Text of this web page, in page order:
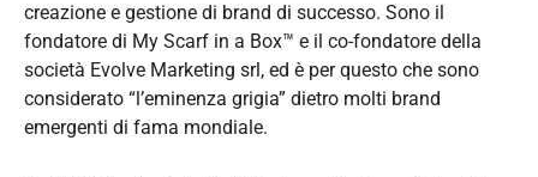
creazione e gestione di brand di successo. Sono il
fondatore di My Scarf in a Box™ e il co-fondatore della
società Evolve Marketing srl, ed è per questo che sono
considerato “l’eminenza grigia” dietro molti brand
emergenti di fama mondiale.